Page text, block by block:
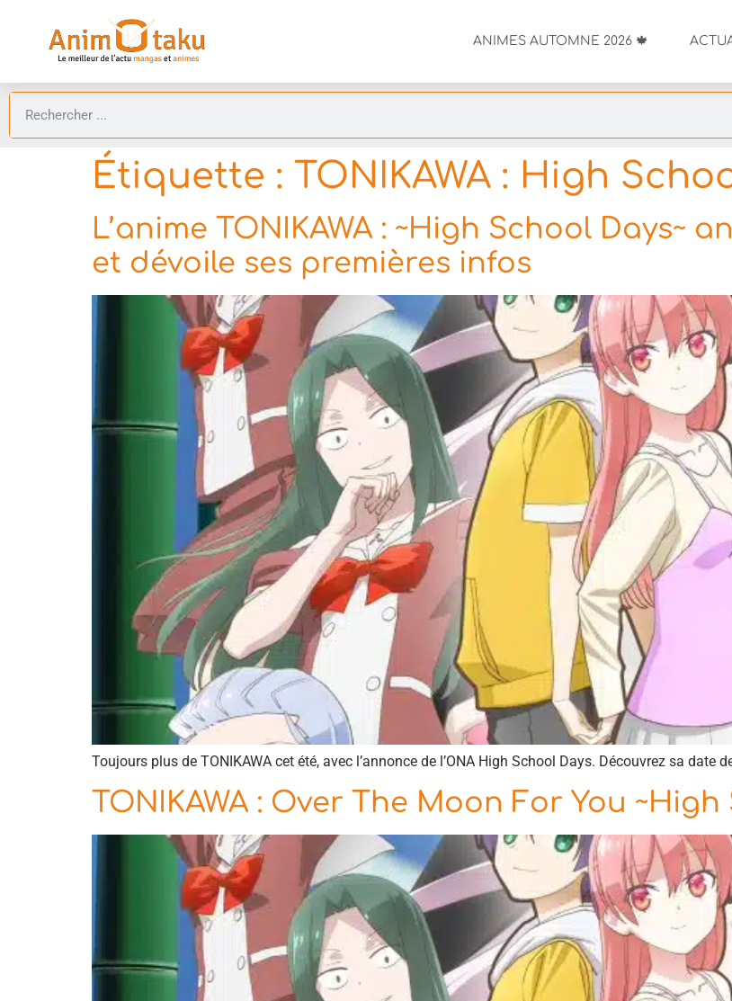
ANIMES AUTOMNE 2026 🍁
Étiquette : TONIKAWA : High
L’anime TONIKAWA : ~High School Days~
et dévoile ses premières infos
Toujours plus de TONIKAWA cet été, avec l’annonce de l’ONA High School Days. Découvrez sa date
TONIKAWA : Over The Moon For You